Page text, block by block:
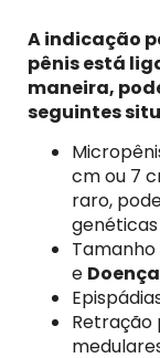
A indicação
pênis está
maneira,
seguintes
cm ou 7
raro,
e
Retração